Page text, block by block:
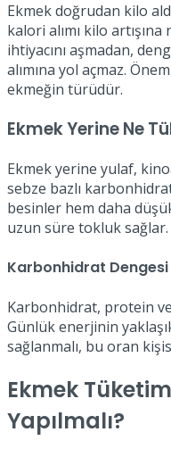
Ekmek doğrudan kilo
kalori alımı kilo
ihtiyacını aşmadan,
alımına yol açmaz.
ekmeğin türüdür.
Ekmek Yerine Ne
Ekmek yerine yulaf,
sebze bazlı
besinler hem daha
uzun süre tokluk sağlar.
Karbonhidrat Dengesi
Karbonhidrat, protein ve
Günlük enerjinin
sağlanmalı, bu oran
Ekmek
Yapılmalı?